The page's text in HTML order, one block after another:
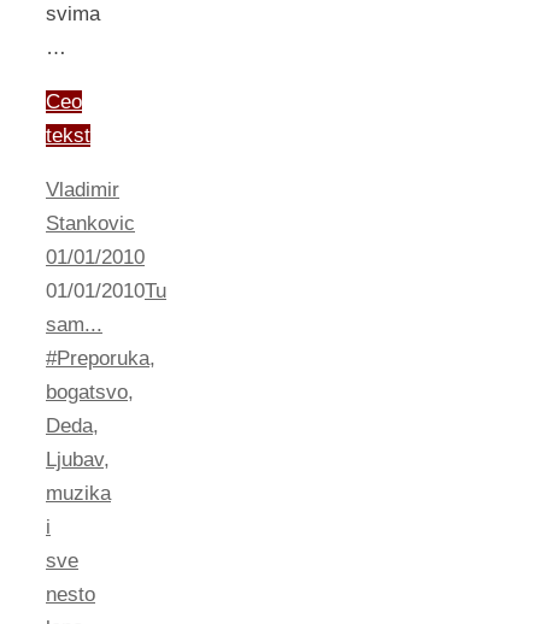
svima
…
Ceo
tekst
Vladimir
Stankovic
01/01/2010
01/01/2010Tu
sam...
#Preporuka,
bogatsvo,
Deda,
Ljubav,
muzika
i
sve
nesto